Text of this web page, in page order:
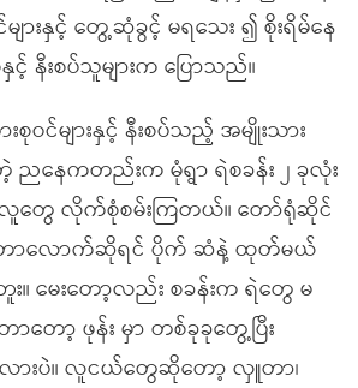
ျားနှင့် တွေ့ဆုံခွင့် မရသေး ၍ စိုးရိမ်နေ
နီးစပ်သူများက ပြောသည်။
ဝင်များနှင့် နီးစပ်သည့် အမျိုးသား
ညနေကတည်းက မုံရွာ ရဲစခန်း ၂ ခုလုံး
တွေ လိုက်စုံစမ်းကြတယ်။ တော်ရုံဆိုင်
ာလောက်ဆိုရင် ပိုက် ဆံနဲ့ ထုတ်မယ်
း။ မေးတော့လည်း စခန်းက ရဲတွေ မ
ာတော့ ဖုန်း မှာ တစ်ခုခုတွေ့ပြီး
လားပဲ။ လူငယ်တွေဆိုတော့ လှူတာ၊